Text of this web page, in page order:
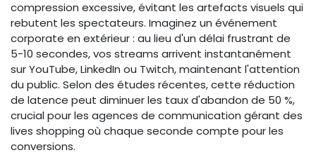
compression excessive, évitant les artefacts visuels qui
rebutent les spectateurs. Imaginez un événement
corporate en extérieur : au lieu d'un délai frustrant de
5-10 secondes, vos streams arrivent instantanément
sur YouTube, LinkedIn ou Twitch, maintenant l'attention
du public. Selon des études récentes, cette réduction
de latence peut diminuer les taux d'abandon de 50 %,
crucial pour les agences de communication gérant des
lives shopping où chaque seconde compte pour les
conversions.